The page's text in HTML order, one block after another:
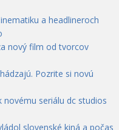
a headlineroch
nový film od tvorcov
Pozrite si novú
seriálu dc studios
slovenské kiná a počas